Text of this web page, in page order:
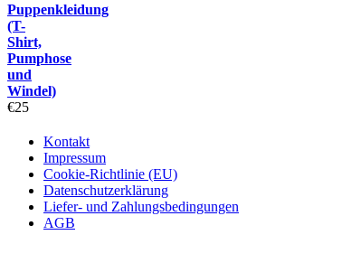
Puppenkleidung
(T-
Shirt,
Pumphose
und
Windel)
€25
Kontakt
Impressum
Cookie-Richtlinie (EU)
Datenschutzerklärung
Liefer- und Zahlungsbedingungen
AGB